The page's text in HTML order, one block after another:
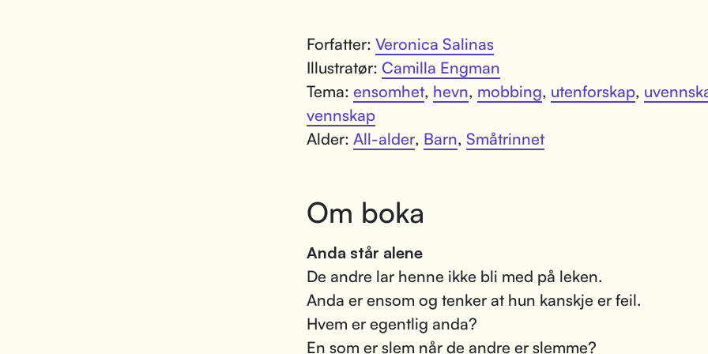
Forfatter: Veronica Salinas
Illustratør: Camilla Engman
Tema: ensomhet, hevn, mobbing, utenforskap,
vennskap
Alder: All-alder, Barn, Småtrinnet
Om boka
Anda står alene
De andre lar henne ikke bli med på leken.
Anda er ensom og tenker at hun kanskje er feil.
Hvem er egentlig anda?
En som er slem når de andre er slemme?